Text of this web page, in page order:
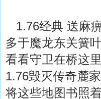
1.76经典 送麻
多于魔龙东关簧
看看守卫在桥这
1.76毁灭传奇麓
将这些地图书照